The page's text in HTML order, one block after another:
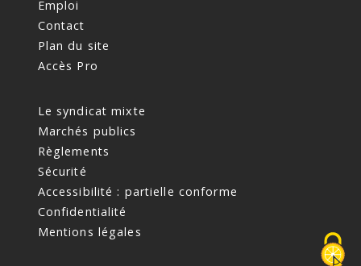
Emploi
Contact
Plan du site
Accès Pro
Le syndicat mixte
Marchés publics
Règlements
Sécurité
Accessibilité : partielle conforme
Confidentialité
Mentions légales